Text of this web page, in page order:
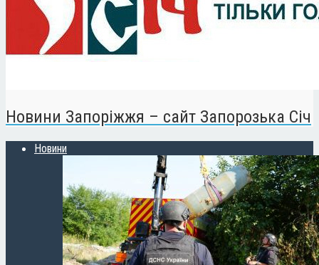
Новини Запоріжжя – сайт Запорозька Січ
Новини